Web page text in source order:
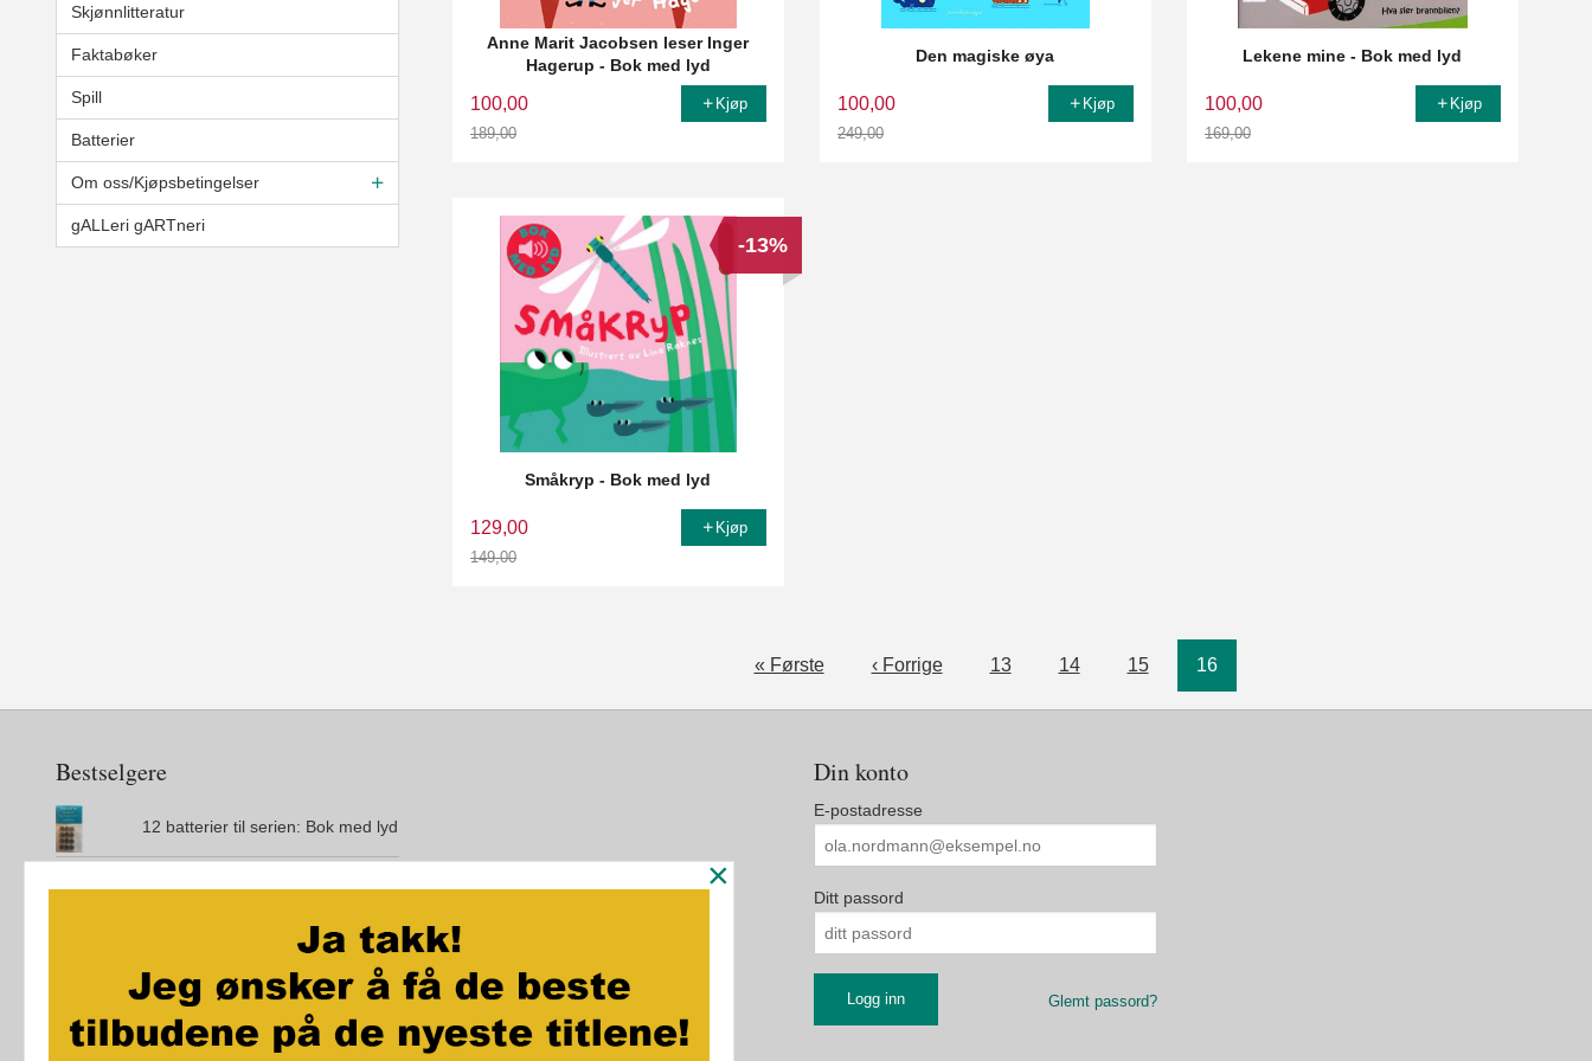
Skjønnlitteratur
Faktabøker
Spill
Batterier
Om oss/Kjøpsbetingelser
gALLeri gARTneri
Anne Marit Jacobsen leser Inger
Hagerup - Bok med lyd
100,00
189,00
Kjøp
Den magiske øya
100,00
249,00
Kjøp
Lekene mine - Bok med lyd
100,00
169,00
Kjøp
Småkryp - Bok med lyd
129,00
149,00
-13%
Kjøp
« Første ‹ Forrige 13 14 15 16
Bestselgere
12 batterier til serien: Bok med lyd
Den magiske øya
City Maze - London - Brettspill
Jo vil ikke bæsje på do
Din konto
E-postadresse
Ditt passord
Glemt passord?
×